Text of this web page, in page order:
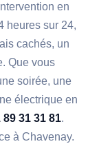
en
heures sur 24,
cachés, un
Que vous
soirée, une
électrique en
89 31 31 81.
à Chavenay.